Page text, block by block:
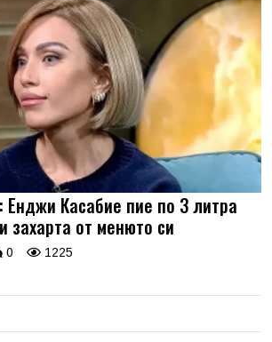
Касабие пие по 3 литра
захарта от менюто си
0 1225